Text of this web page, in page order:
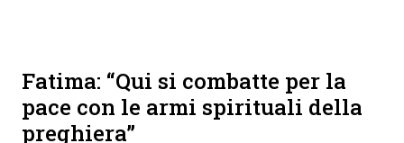
Fatima: “Qui si combatte per la
pace con le armi spirituali della
preghiera”